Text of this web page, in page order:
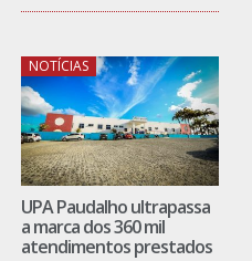
NOTÍCIAS
UPA Paudalho ultrapassa
a marca dos 360 mil
atendimentos prestados